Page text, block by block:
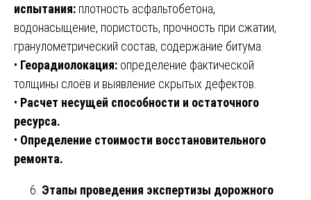
испытания: плотность асфальтобетона,
водонасыщение, пористость, прочность при сжатии,
гранулометрический состав, содержание битума.
• Георадиолокация: определение фактической
толщины слоёв и выявление скрытых дефектов.
• Расчет несущей способности и остаточного
ресурса.
• Определение стоимости восстановительного
ремонта.
Этапы проведения экспертизы дорожного